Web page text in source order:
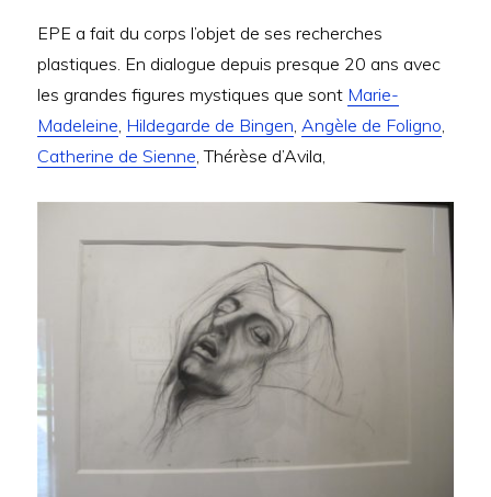
EPE a fait du corps l’objet de ses recherches
plastiques. En dialogue depuis presque 20 ans avec
les grandes figures mystiques que sont Marie-
Madeleine, Hildegarde de Bingen,Angèle de Foligno,
Catherine de Sienne, Thérèse d’Avila,